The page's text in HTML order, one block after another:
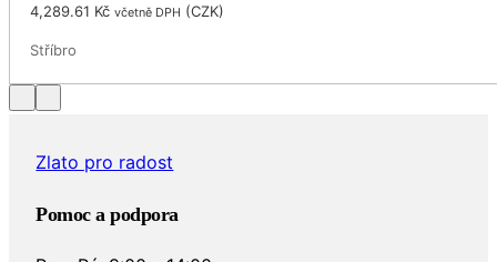
4,289.61 Kč včetně DPH (CZK)
Stříbro
Zlato pro radost
Pomoc a podpora